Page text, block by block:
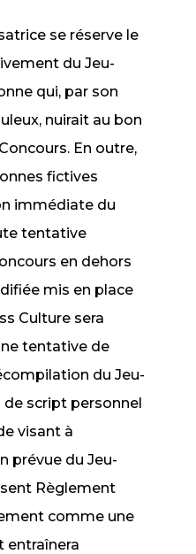
se réserve le
du Jeu-
qui, par son
nuirait au bon
En outre,
fictives
immédiate du
tentative
en dehors
mis en place
Culture sera
tentative de
du Jeu-
de script personnel
visant à
prévue du Jeu-
Règlement
comme une
entraînera